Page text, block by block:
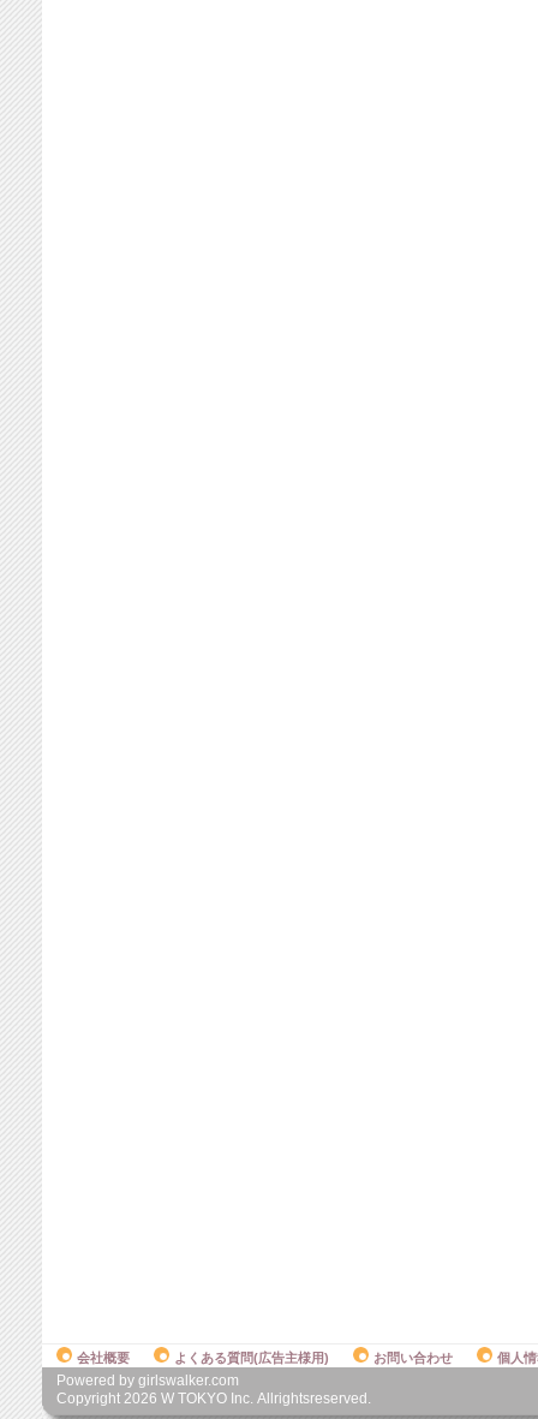
会社概要 よくある質問(広告主様用) お問い合わせ 個人
Powered by girlswalker.com
Copyright 2026 W TOKYO Inc. Allrightsreserved.